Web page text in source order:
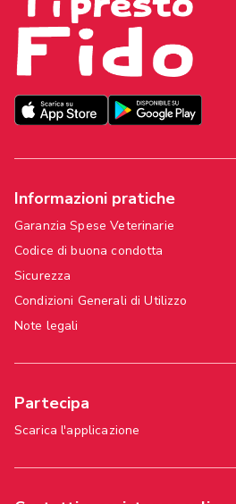
Informazioni pratiche
Garanzia Spese Veterinarie
Codice di buona condotta
Sicurezza
Condizioni Generali di Utilizzo
Note legali
Partecipa
Scarica l'applicazione